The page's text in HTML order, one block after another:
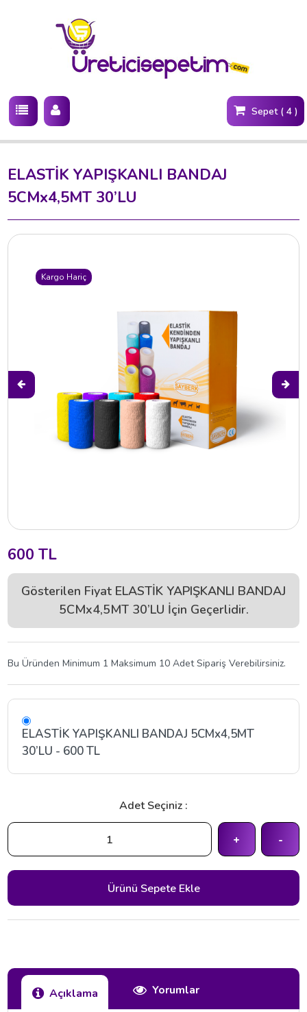
Sepet ( 4 )
ELASTİK YAPIŞKANLI BANDAJ
5CMx4,5MT 30’LU
Kargo Hariç
600 TL
Gösterilen Fiyat ELASTİK YAPIŞKANLI BANDAJ
5CMx4,5MT 30’LU İçin Geçerlidir.
Bu Üründen Minimum 1 Maksimum 10 Adet Sipariş Verebilirsiniz.
ELASTİK YAPIŞKANLI BANDAJ 5CMx4,5MT
30’LU - 600 TL
Adet Seçiniz :
+ -
Açıklama Yorumlar